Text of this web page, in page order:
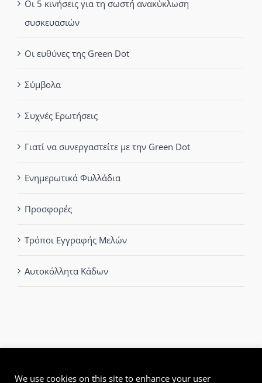
Οι 5 κινήσεις για τη σωστή ανακύκλωση
συσκευασιών
Οι ευθύνες της Green Dot
Σύμβολα
Συχνές Ερωτήσεις
Γιατί να συνεργαστείτε με την Green Dot
Ενημερωτικά Φυλλάδια
Προσφορές
Τρόποι Εγγραφής Μελών
Αυτοκόλλητα Κάδων
We use cookies on this site to enhance your user